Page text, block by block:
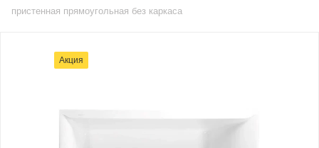
пристенная прямоугольная без каркаса
Акция